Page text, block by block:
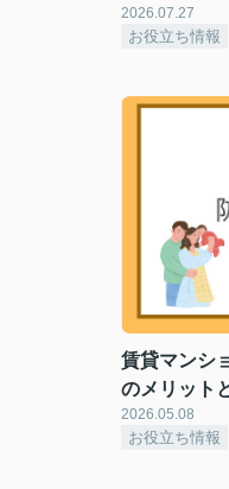
2026.07.27
お役立ち情報
賃貸マンシ
のメリット
2026.05.08
お役立ち情報